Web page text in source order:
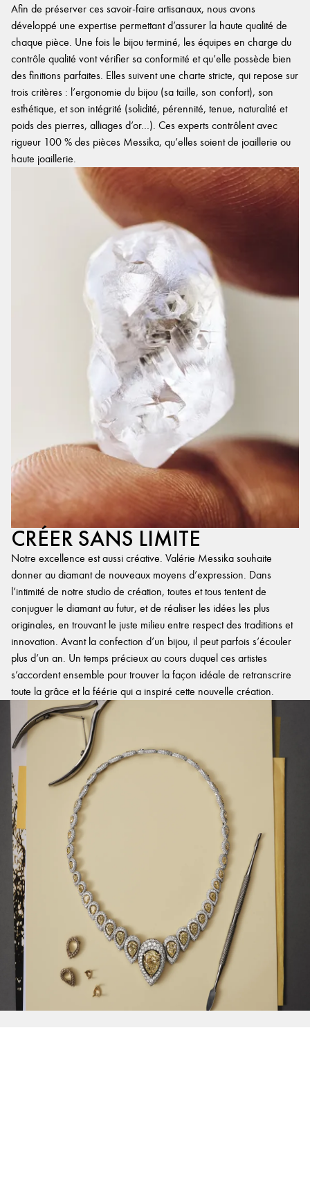
Afin de préserver ces savoir-faire artisanaux, nous avons
développé une expertise permettant d’assurer la haute qualité de
chaque pièce. Une fois le bijou terminé, les équipes en charge du
contrôle qualité vont vérifier sa conformité et qu’elle possède bien
des finitions parfaites. Elles suivent une charte stricte, qui repose sur
trois critères : l’ergonomie du bijou (sa taille, son confort), son
esthétique, et son intégrité (solidité, pérennité, tenue, naturalité et
poids des pierres, alliages d’or…). Ces experts contrôlent avec
rigueur 100 % des pièces Messika, qu’elles soient de joaillerie ou
haute joaillerie.
CRÉER SANS LIMITE
Notre excellence est aussi créative. Valérie Messika souhaite
donner au diamant de nouveaux moyens d’expression. Dans
l’intimité de notre studio de création, toutes et tous tentent de
conjuguer le diamant au futur, et de réaliser les idées les plus
originales, en trouvant le juste milieu entre respect des traditions et
innovation. Avant la confection d’un bijou, il peut parfois s’écouler
plus d’un an. Un temps précieux au cours duquel ces artistes
s’accordent ensemble pour trouver la façon idéale de retranscrire
toute la grâce et la féérie qui a inspiré cette nouvelle création.